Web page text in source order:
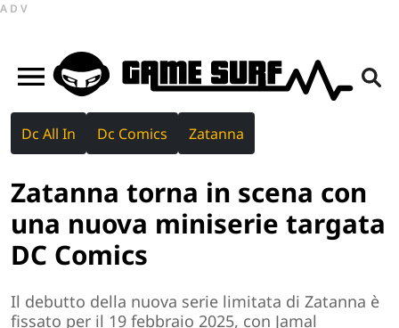
ADV
Dc All In Dc Comics Zatanna
Zatanna torna in scena con
una nuova miniserie targata
DC Comics
Il debutto della nuova serie limitata di Zatanna è
fissato per il 19 febbraio 2025, con Jamal